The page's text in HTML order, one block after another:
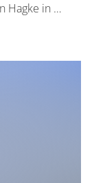
Hagke in …